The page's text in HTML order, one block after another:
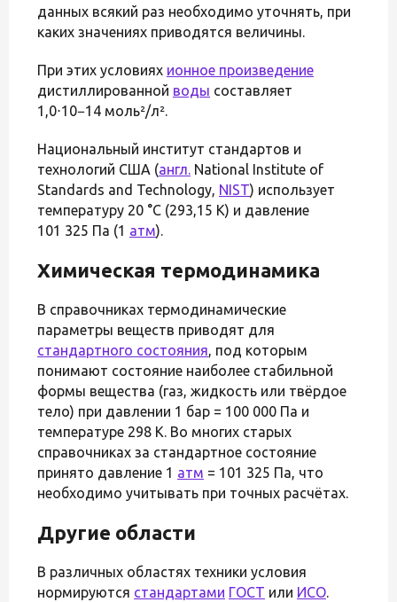
данных всякий раз необходимо уточнять, при
каких значениях приводятся величины.
При этих условиях ионное произведение
дистиллированной воды составляет
1,0⋅10−14 моль²/л².
Национальный институт стандартов и
технологий США (англ. National Institute of
Standards and Technology, NIST) использует
температуру 20 °C (293,15 K) и давление
101 325 Па (1 атм).
Химическая термодинамика
В справочниках термодинамические
параметры веществ приводят для
стандартного состояния, под которым
понимают состояние наиболее стабильной
формы вещества (газ, жидкость или твёрдое
тело) при давлении 1 бар = 100 000 Па и
температуре 298 К. Во многих старых
справочниках за стандартное состояние
принято давление 1 атм = 101 325 Па, что
необходимо учитывать при точных расчётах.
Другие области
В различных областях техники условия
нормируются стандартами ГОСТ или ИСО.